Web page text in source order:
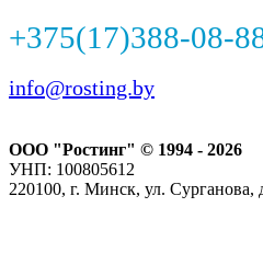
+375(17)388-08-
info@rosting.by
ООО "Ростинг" © 1994 - 2026
УНП: 100805612
220100, г. Минск, ул. Сурганова,